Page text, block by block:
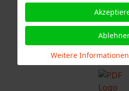
Weitere Informationen